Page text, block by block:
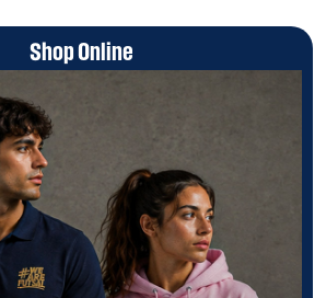
Shop Online